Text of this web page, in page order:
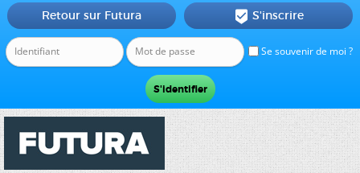
Se souvenir de moi ?
Retour sur Futura  S'inscrire